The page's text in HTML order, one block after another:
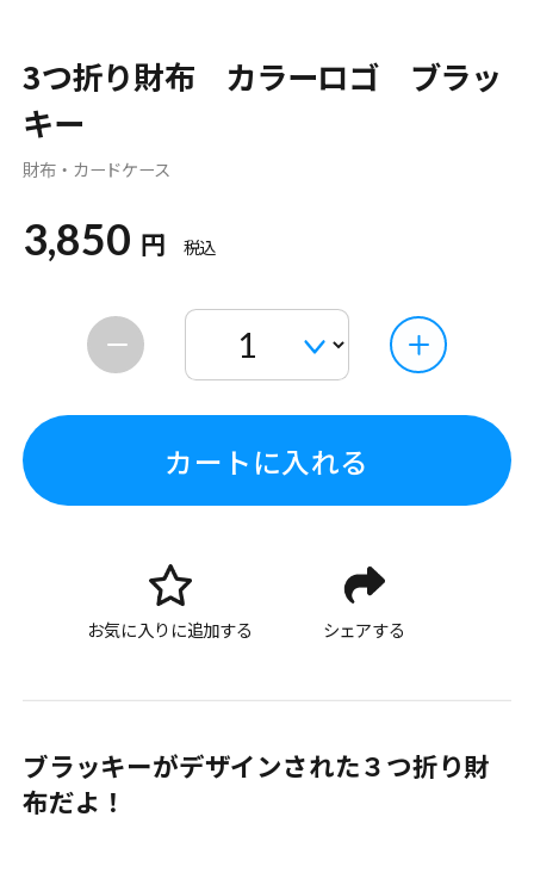
3つ折り財布 カラーロゴ ブラッ
キー
財布・カードケース
3,850 円 税込
カートに入れる
お気に入りに追加する シェアする
ブラッキーがデザインされた３つ折り財
布だよ！